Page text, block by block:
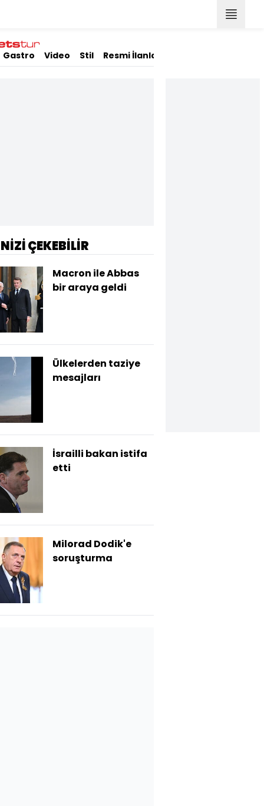
Gastro Video Stil Resmi İlanlar
ÇEKEBİLİR
Macron ile Abbas
bir araya geldi
Ülkelerden taziye
mesajları
İsrailli bakan istifa
etti
Milorad Dodik'e
soruşturma